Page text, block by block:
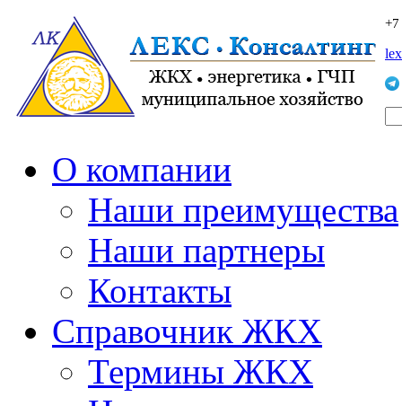
О компании
Наши преимущества
Наши партнеры
Контакты
Справочник ЖКХ
Термины ЖКХ